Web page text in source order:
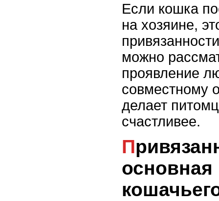
Если кошка
на хозяине,
можно
проявление
совместному
делает
счастливее.
Привязанность как